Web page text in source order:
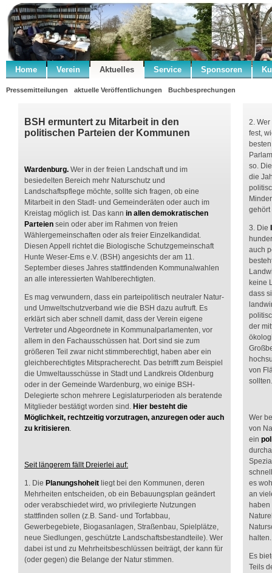
Home Verein Aktuelles Service Sponsoren
Pressemitteilungen aktuelle Veröffentlichungen Buchbesprechungen
BSH ermuntert zu Mitarbeit in den
politischen Parteien der Kommunen
Wardenburg. Wer in der freien Landschaft und im
besiedelten Bereich mehr Naturschutz und
Landschaftspflege möchte, sollte sich fragen, ob eine
Mitarbeit in den Stadt- und Gemeinderäten oder auch im
Kreistag möglich ist. Das kann in allen demokratischen
Parteien sein oder aber im Rahmen von freien
Wählergemeinschaften oder als freier Einzelkandidat.
Diesen Appell richtet die Biologische Schutzgemeinschaft
Hunte Weser-Ems e.V. (BSH) angesichts der am 11.
September dieses Jahres stattfindenden Kommunalwahlen
an alle interessierten Wahlberechtigten.
Es mag verwundern, dass ein parteipolitisch neutraler Natur-
und Umweltschutzverband wie die BSH dazu aufruft. Es
erklärt sich aber schnell damit, dass der Verein eigene
Vertreter und Abgeordnete in Kommunalparlamenten, vor
allem in den Fachausschüssen hat. Dort sind sie zum
größeren Teil zwar nicht stimmberechtigt, haben aber ein
gleichberechtigtes Mitspracherecht. Das betrifft zum Beispiel
die Umweltausschüsse in Stadt und Landkreis Oldenburg
oder in der Gemeinde Wardenburg, wo einige BSH-
Delegierte schon mehrere Legislaturperioden als beratende
Mitglieder bestätigt worden sind. Hier besteht die
Möglichkeit, rechtzeitig vorzutragen, anzuregen oder auch
zu kritisieren.
Seit längerem fällt Dreierlei auf:
1. Die Planungshoheit liegt bei den Kommunen, deren
Mehrheiten entscheiden, ob ein Bebauungsplan geändert
oder verabschiedet wird, wo privilegierte Nutzungen
stattfinden sollen (z.B. Sand- und Torfabbau,
Gewerbegebiete, Biogasanlagen, Straßenbau, Spielplätze,
neue Siedlungen, geschützte Landschaftsbestandteile). Wer
dabei ist und zu Mehrheitsbeschlüssen beiträgt, der kann für
(oder gegen) die Belange der Natur stimmen.
2.
fest,
so.
die
gehört
3. Die
auch
keine
dass
der
von
Wer
von
ein
es
an
haben
halten.
Es
Teils